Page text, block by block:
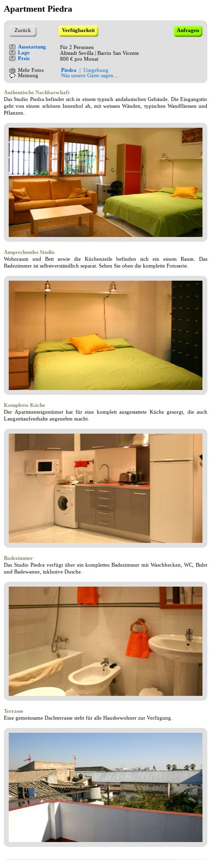
Apartment Piedra
Zurück Verfügbarkeit Anfragen
Ausstattung Für 2 Personen
Lage Altstadt Sevilla | Barrio San Vicente
Preis 800 € pro Monat
Mehr Fotos Piedra
Umgebung
Meinung
Was unsere Gäste sagen...
Authentische Nachbarschaft
Das Studio Piedra befindet sich in einem typisch andalusischen Gebäude. Die Eingangstür
geht von einem schönen Innenhof ab, mit weissen Wänden, typischen Wandfliessen und
Pflanzen.
Ansprechendes Studio
Wohnraum und Bett sowie die Küchenzeile befinden sich ein einem Raum. Das
Badezimmer ist selbstverständlich separat. Sehen Sie oben die komplette Fotoserie.
Komplette Küche
Der Apartmenteigentümer hat für eine komplett ausgestattete Küche gesorgt, die auch
Langzeitaufenthalte angenehm macht.
Badezimmer
Das Studio Piedra verfügt über ein komplettes Badezimmer mit Waschbecken, WC, Bidet
und Badewanne, inklusive Dusche.
Terrasse
Eine gemeinsame Dachterrasse steht für alle Hausbewohner zur Verfügung.